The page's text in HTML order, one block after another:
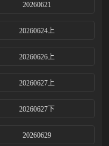
20260621
20260624上
20260626上
20260627上
20260627下
20260629